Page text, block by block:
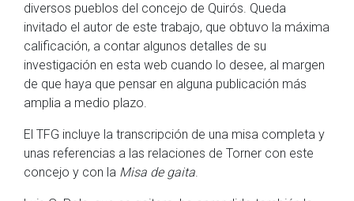
diversos pueblos del concejo de Quirós. Queda
invitado el autor de este trabajo, que obtuvo la máxima
calificación, a contar algunos detalles de su
investigación en esta web cuando lo desee, al margen
de que haya que pensar en alguna publicación más
amplia a medio plazo.
El TFG incluye la transcripción de una misa completa y
unas referencias a las relaciones de Torner con este
concejo y con la Misa de gaita.